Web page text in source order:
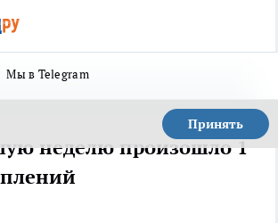
Мы в Telegram
Принять
неделю произошло 1